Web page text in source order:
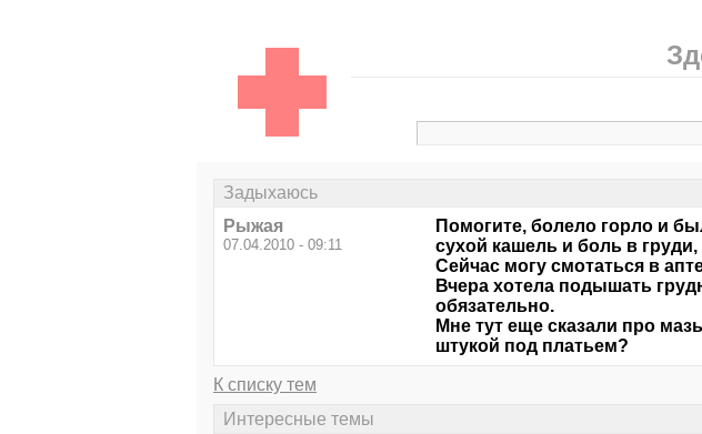
Задыхаюсь
Рыжая
07.04.2010 - 09:11
Помогите, болело горло и
сухой кашель и боль в
Сейчас могу смотаться в
Вчера хотела подышать
обязательно.
Мне тут еще сказали про
штукой под платьем?
К списку тем
Интересные темы